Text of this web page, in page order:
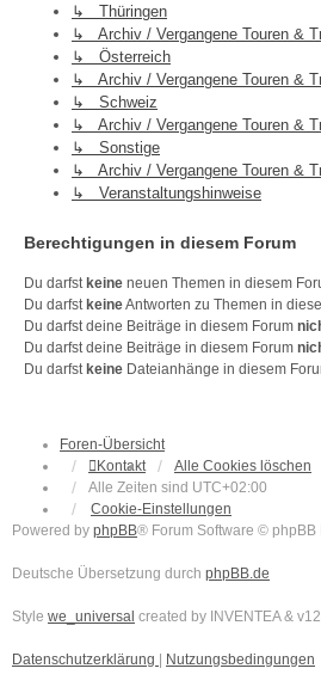
↳ Thüringen
↳ Archiv / Vergangene Touren &
↳ Österreich
↳ Archiv / Vergangene Touren &
↳ Schweiz
↳ Archiv / Vergangene Touren &
↳ Sonstige
↳ Archiv / Vergangene Touren &
↳ Veranstaltungshinweise
Berechtigungen in diesem Forum
Du darfst keine neuen Themen in diesem
Du darfst keineAntworten zu Themen in
Du darfst deine Beiträge in diesem Forum
Du darfst deine Beiträge in diesem Forum
Du darfst keine Dateianhänge in diesem
Foren-Übersicht
Kontakt
Alle Cookies löschen
Alle Zeiten sind UTC+02:00
Cookie-Einstellungen
Powered by phpBB® Forum Software © phpBB
Deutsche Übersetzung durch phpBB.de
Style we_universal created by INVENTEA &
Datenschutzerklärung Nutzungsbedingungen